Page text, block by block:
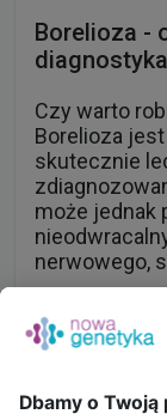
Borelioza -
diagnostyka
Czy warto
Borelioza
skutecznie
może jednak
nerwowego,